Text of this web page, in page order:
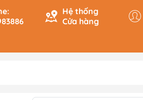
Hệ thống
Cửa hàng